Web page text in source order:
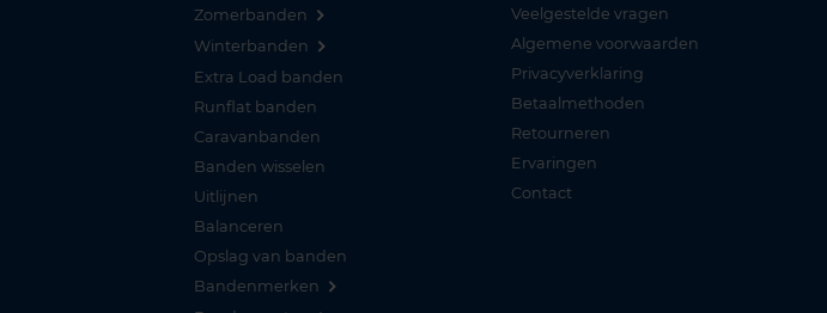
Zomerbanden
Winterbanden
Extra Load banden
Runflat banden
Caravanbanden
Banden wisselen
Uitlijnen
Balanceren
Opslag van banden
Bandenmerken
Veelgestelde vragen
Algemene voorwaarden
Privacyverklaring
Betaalmethoden
Retourneren
Ervaringen
Contact